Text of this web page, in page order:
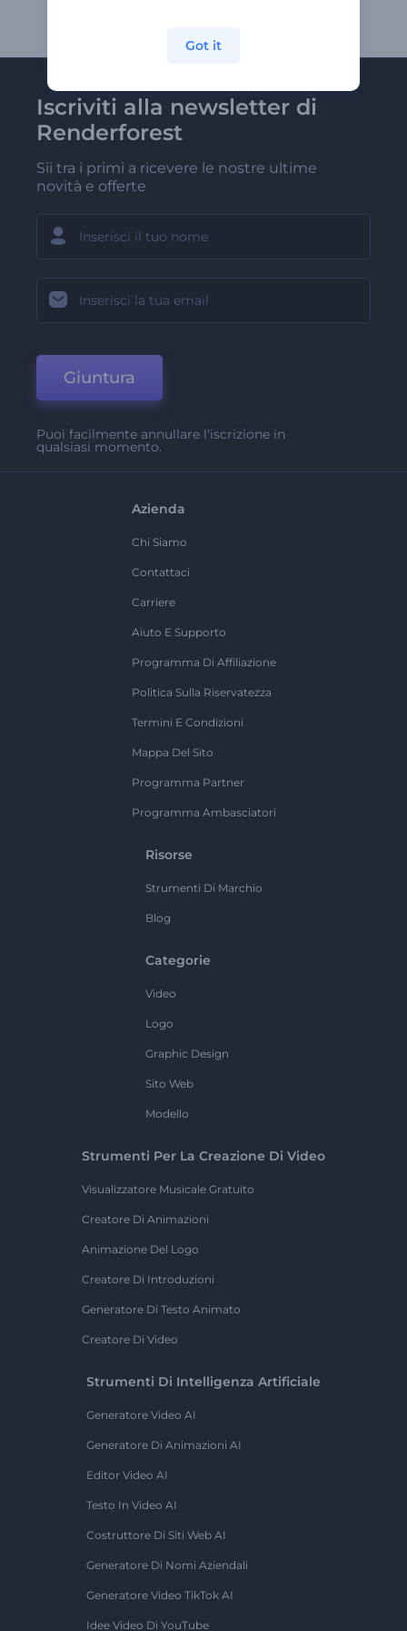
Iscriviti alla newsletter di
Renderforest
Sii tra i primi a ricevere le nostre ultime
novità e offerte
Giuntura
Puoi facilmente annullare l'iscrizione in
qualsiasi momento.
Azienda
Chi Siamo
Contattaci
Carriere
Aiuto E Supporto
Programma Di Affiliazione
Politica Sulla Riservatezza
Termini E Condizioni
Mappa Del Sito
Programma Partner
Programma Ambasciatori
Risorse
Strumenti Di Marchio
Blog
Categorie
Video
Logo
Graphic Design
Sito Web
Modello
Strumenti Per La Creazione Di Video
Visualizzatore Musicale Gratuito
Creatore Di Animazioni
Animazione Del Logo
Creatore Di Introduzioni
Generatore Di Testo Animato
Creatore Di Video
Strumenti Di Intelligenza Artificiale
Generatore Video AI
Generatore Di Animazioni AI
Editor Video AI
Testo In Video AI
Costruttore Di Siti Web AI
Generatore Di Nomi Aziendali
Generatore Video TikTok AI
Idee Video Di YouTube
Got it